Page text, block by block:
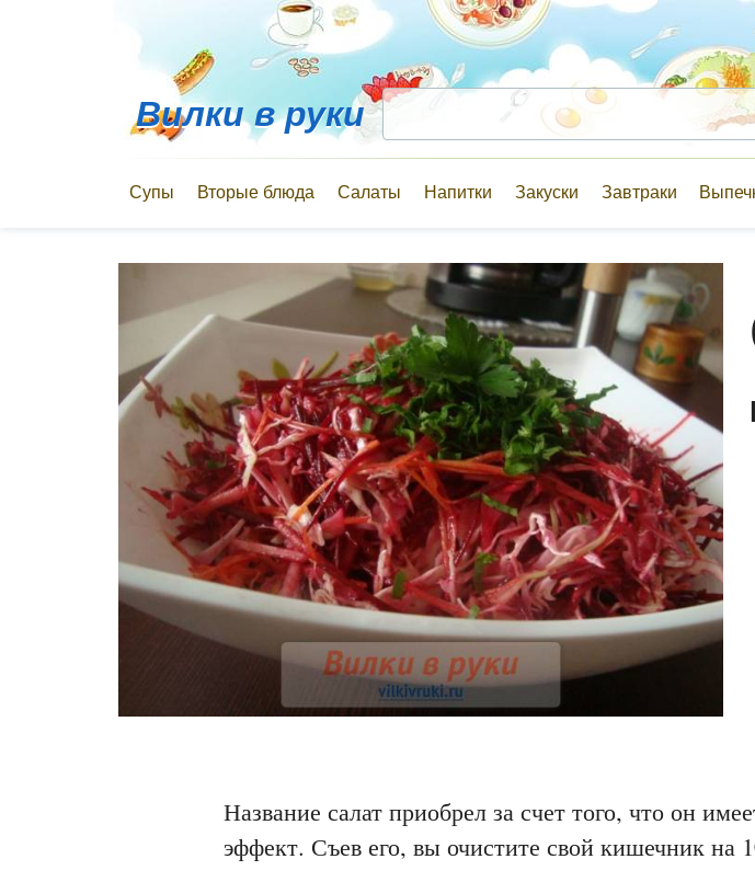
Вилки в руки
Супы Вторые блюда Салаты Напитки Закуски Завтраки
Название салат приобрел за счет того, что он
эффект. Съев его, вы очистите свой кишечник на